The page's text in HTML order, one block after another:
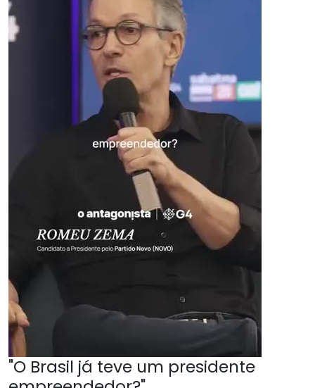
"O Brasil já teve um presidente